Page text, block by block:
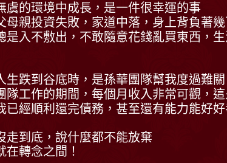
虞的環境中成長，是一件很幸運的事
母親投資失敗，家道中落，身上背負著
是入不敷出，不敢隨意花錢亂買東西，
生跌到谷底時，是孫華團隊幫我度過難關
隊工作的期間，每個月收入非常可觀，
已經順利還完債務，甚至還有能力能好
走到底，說什麼都不能放棄
在轉念之間！